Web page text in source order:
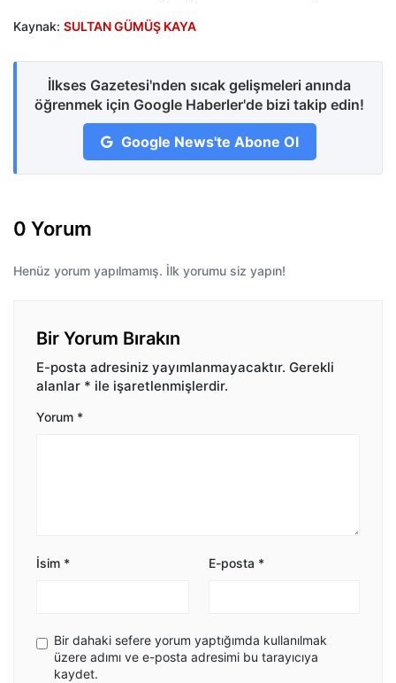
Kaynak: SULTAN GÜMÜŞ KAYA
İlkses Gazetesi'nden sıcak gelişmeleri anında
öğrenmek için Google Haberler'de bizi takip edin!
Google News'te Abone Ol
0 Yorum
Henüz yorum yapılmamış. İlk yorumu siz yapın!
Bir Yorum Bırakın
E-posta adresiniz yayımlanmayacaktır. Gerekli
alanlar * ile işaretlenmişlerdir.
Yorum *
İsim * E-posta *
Bir dahaki sefere yorum yaptığımda kullanılmak
üzere adımı ve e-posta adresimi bu tarayıcıya
kaydet.